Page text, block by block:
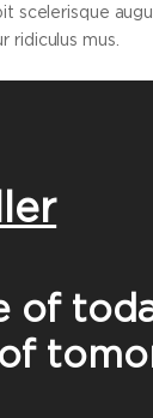
scelerisque
ridiculus mus.
of